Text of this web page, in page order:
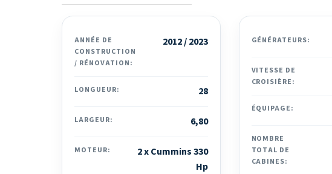
ANNÉE DE
CONSTRUCTION
/ RÉNOVATION:
2012 / 2023
LONGUEUR: 28
LARGEUR: 6,80
MOTEUR:
2 x Cummins 330
Hp
GÉNÉRATEURS:
VITESSE DE
CROISIÈRE:
ÉQUIPAGE:
NOMBRE
TOTAL DE
CABINES: